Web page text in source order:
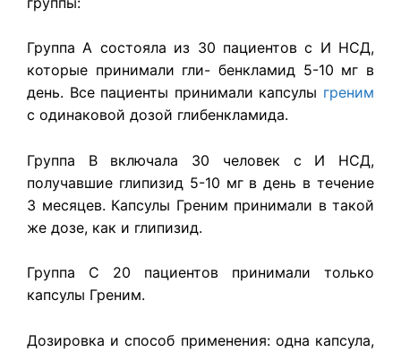
Группа А состояла из 30 пациентов с И НСД,
которые принимали гли- бенкламид 5-10 мг в
день. Все пациенты принимали капсулы греним
с одинаковой дозой глибенкламида.
Группа В включала 30 человек с И НСД,
получавшие глипизид 5-10 мг в день в течение
3 месяцев. Капсулы Греним принимали в такой
же дозе, как и глипизид.
Группа С 20 пациентов принимали только
капсулы Греним.
Дозировка и способ применения: одна капсула,